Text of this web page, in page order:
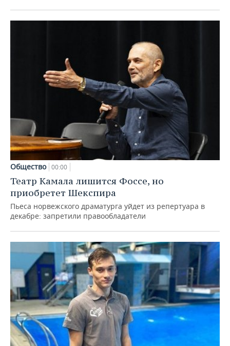
Общество 00:00
Театр Камала лишится Фоссе, но
приобретет Шекспира
Пьеса норвежского драматурга уйдет из репертуара в
декабре: запретили правообладатели